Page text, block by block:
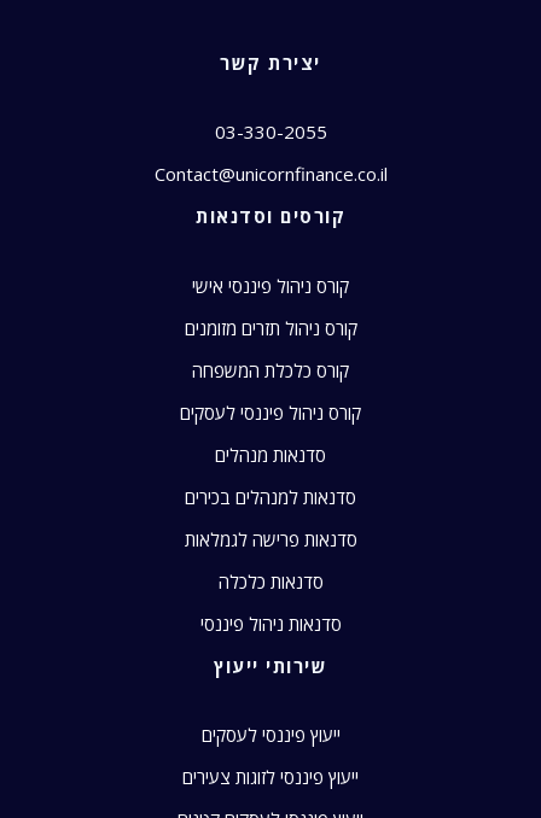
יצירת קשר
03-330-2055
Contact@unicornfinance.co.il
קורסים וסדנאות
קורס ניהול פיננסי אישי
קורס ניהול תזרים מזומנים
קורס כלכלת המשפחה
קורס ניהול פיננסי לעסקים
סדנאות מנהלים
סדנאות למנהלים בכירים
סדנאות פרישה לגמלאות
סדנאות כלכלה
סדנאות ניהול פיננסי
שירותי ייעוץ
ייעוץ פיננסי לעסקים
ייעוץ פיננסי לזוגות צעירים